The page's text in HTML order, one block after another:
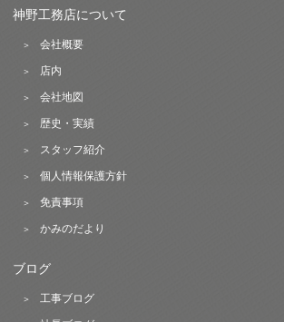
神野工務店について
会社概要
店内
会社地図
歴史・実績
スタッフ紹介
個人情報保護方針
免責事項
かみのだより
ブログ
工事ブログ